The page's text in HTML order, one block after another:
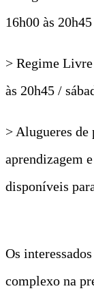
16h00 às
> Regime Livre
às 20h45 /
> Alugueres de
aprendizagem
disponíveis
Os
complexo na